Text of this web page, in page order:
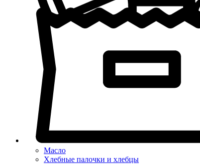
Масло
Хлебные палочки и хлебцы